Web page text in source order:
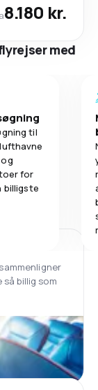
8.180 kr.
med
til
for
billigste
billig som